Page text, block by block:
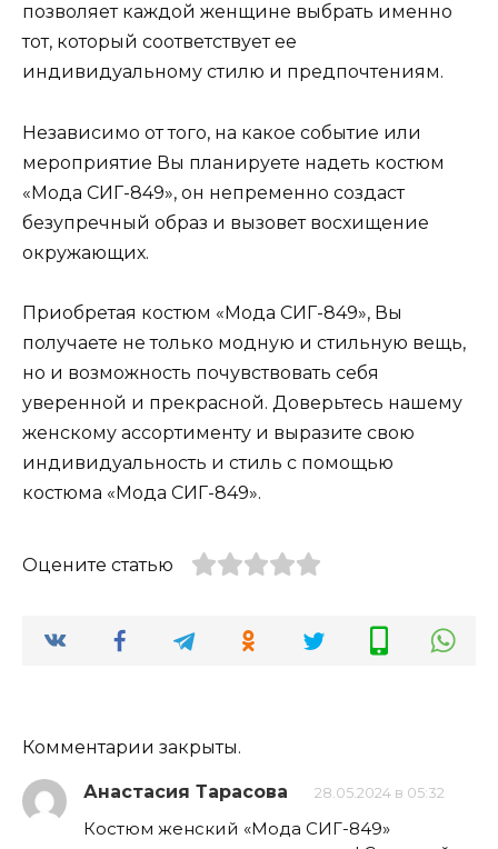
позволяет каждой женщине выбрать именно
тот, который соответствует ее
индивидуальному стилю и предпочтениям.
Независимо от того, на какое событие или
мероприятие Вы планируете надеть костюм
«Мода СИГ-849», он непременно создаст
безупречный образ и вызовет восхищение
окружающих.
Приобретая костюм «Мода СИГ-849», Вы
получаете не только модную и стильную вещь,
но и возможность почувствовать себя
уверенной и прекрасной. Доверьтесь нашему
женскому ассортименту и выразите свою
индивидуальность и стиль с помощью
костюма «Мода СИГ-849».
Оцените статью
Комментарии закрыты.
Анастасия Тарасова 28.05.2024 в 05:32
Костюм женский «Мода СИГ-849»